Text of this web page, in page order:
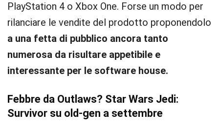
PlayStation 4 o Xbox One. Forse un modo per
rilanciare le vendite del prodotto proponendolo
a una fetta di pubblico ancora tanto
numerosa da risultare appetibile e
interessante per le software house.
Febbre da Outlaws? Star Wars Jedi:
Survivor su old-gen a settembre